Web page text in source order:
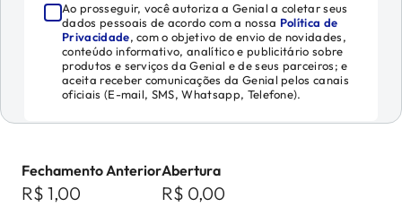
Ao prosseguir, você autoriza a Genial a coletar seus
dados pessoais de acordo com a nossa Política de
Privacidade, com o objetivo de envio de novidades,
conteúdo informativo, analítico e publicitário sobre
produtos e serviços da Genial e de seus parceiros; e
aceita receber comunicações da Genial pelos canais
oficiais (E-mail, SMS, Whatsapp, Telefone).
Fechamento Anterior
R$ 1,00
Abertura
R$ 0,00